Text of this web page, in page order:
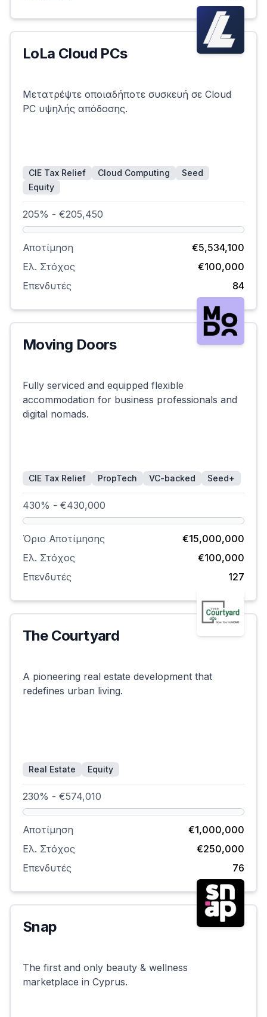
Επιτυχημένη
LoLa Cloud PCs
Μετατρέψτε οποιαδήποτε συσκευή σε Cloud
PC υψηλής απόδοσης.
CIE Tax Relief Cloud Computing
Seed
Equity
205% - €205,450
Αποτίμηση
€5,534,100
Ελ. Στόχος
€100,000
Επενδυτές
84
Επιτυχημένη
Moving Doors
Fully serviced and equipped flexible
accommodation for business professionals and
digital nomads.
CIE Tax Relief PropTech VC-backed Seed+
430% - €430,000
Όριο Αποτίμησης
€15,000,000
Ελ. Στόχος
€100,000
Επενδυτές
127
Επιτυχημένη
The Courtyard
A pioneering real estate development that
redefines urban living.
Real Estate Equity
230% - €574,010
Αποτίμηση
€1,000,000
Ελ. Στόχος
€250,000
Επενδυτές
76
Επιτυχημένη
Snap
The first and only beauty & wellness
marketplace in Cyprus.